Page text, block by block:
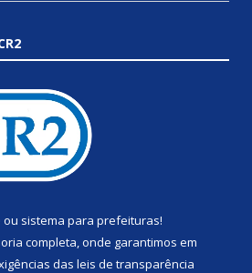
ou sistema para prefeituras!
completa, onde garantimos em
das leis de transparência